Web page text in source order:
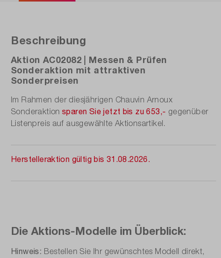
Beschreibung
Aktion AC02082 | Messen & Prüfen
Sonderaktion mit attraktiven
Sonderpreisen
Im Rahmen der diesjährigen Chauvin Arnoux
Sonderaktionsparen Sie jetzt bis zu 653,- gegenüber
Listenpreis auf ausgewählte Aktionsartikel.
Herstelleraktion gültig bis 31.08.2026.
Die Aktions-Modelle im Überblick:
Hinweis: Bestellen Sie Ihr gewünschtes Modell direkt,